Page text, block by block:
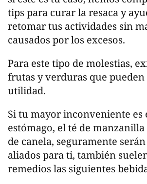
tips para curar la resaca y
retomar tus actividades sin
causados por los excesos.
Para este tipo de molestias,
frutas y verduras que pueden
utilidad.
Si tu mayor inconveniente es
estómago, el té de
de canela, seguramente
aliados para ti, también
remedios las siguientes